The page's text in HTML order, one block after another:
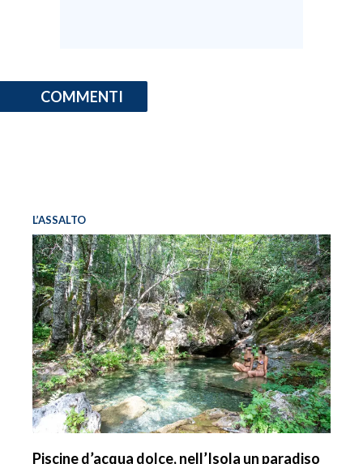
COMMENTI
L’ASSALTO
Piscine d’acqua dolce, nell’Isola un paradiso